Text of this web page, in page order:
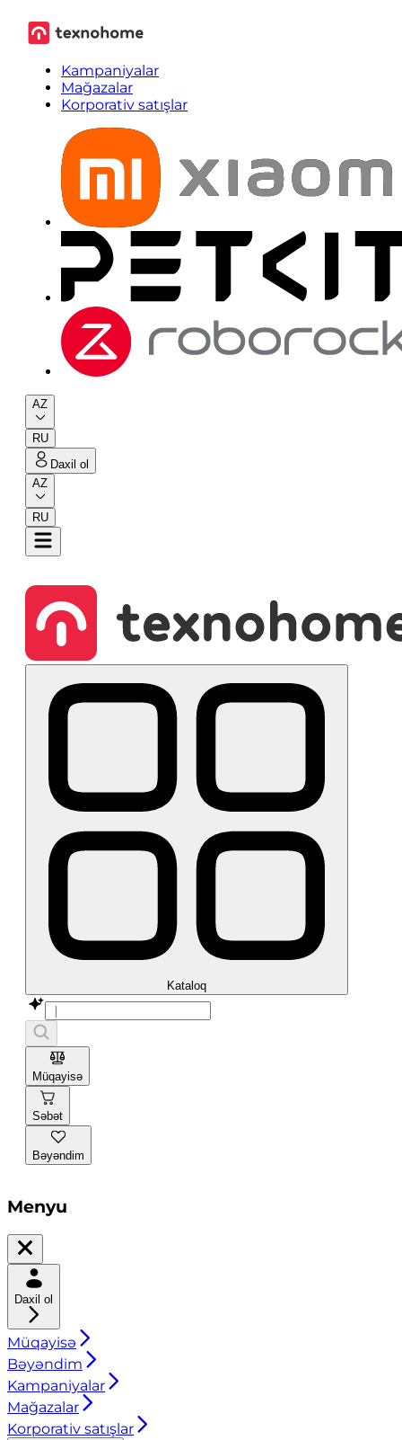
Kampaniyalar
Mağazalar
Korporativ satışlar
AZ
RU
Daxil ol
AZ
RU
Kataloq
Müqayisə
Səbət
Bəyəndim
Menyu
Daxil ol
Müqayisə
Bəyəndim
Kampaniyalar
Mağazalar
Korporativ satışlar